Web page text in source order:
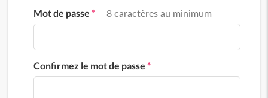
Mot de passe * 8 caractères au minimum
Confirmez le mot de passe *